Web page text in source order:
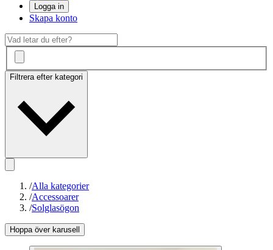
Logga in
Skapa konto
Filtrera efter kategori
/Alla kategorier
/Accessoarer
/Solglasögon
Hoppa över karusell